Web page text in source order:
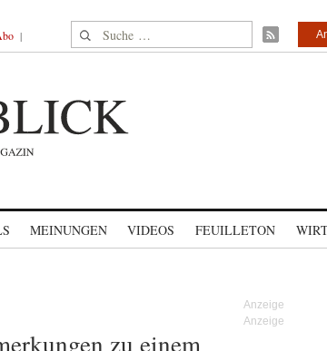
Suche nach:
MEINUNGEN VIDEOS FEUILLETON
zu einem